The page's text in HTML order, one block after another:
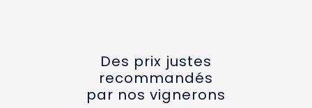
Des prix justes
recommandés
par nos vignerons